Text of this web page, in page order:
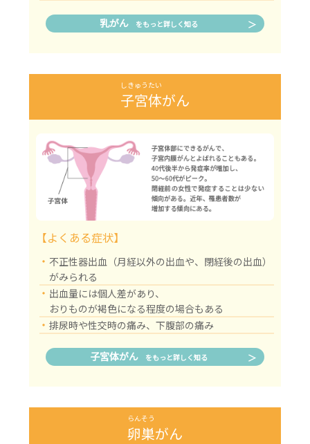
乳がん をもっと詳しく知る
子宮体
しきゅうたい
がん
【よくある症状】
・ 不正性器出血（月経以外の出血や、閉経後の出血）
がみられる
・ 出血量には個人差があり、
おりものが褐色になる程度の場合もある
・ 排尿時や性交時の痛み、下腹部の痛み
子宮体がん をもっと詳しく知る
卵巣
らんそう
がん